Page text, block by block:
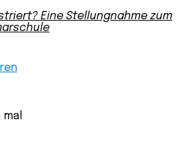
Eine Stellungnahme zum